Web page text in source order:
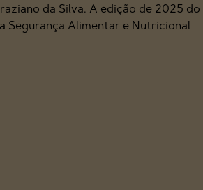
da Silva. A edição de 2025 do
Segurança Alimentar e Nutricional